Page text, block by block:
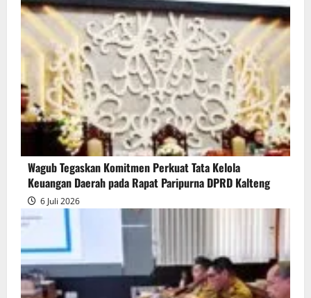
Wagub Tegaskan Komitmen Perkuat Tata Kelola
Keuangan Daerah pada Rapat Paripurna DPRD Kalteng
6 Juli 2026